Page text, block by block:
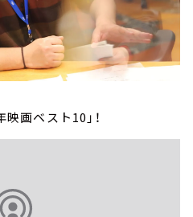
画ベスト10」！